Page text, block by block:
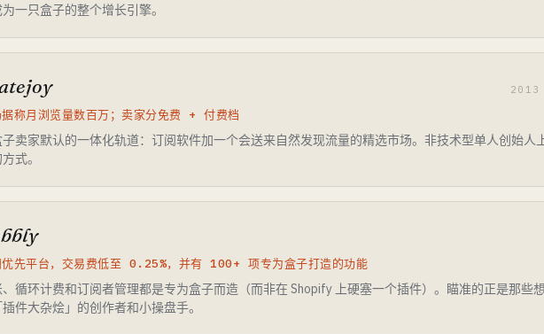
一只盒子的整个增长引擎。
2013
称月浏览量数百万；卖家分免费 + 付费档
卖家默认的一体化轨道：订阅软件加一个会送来自然发现流量的精选市场。非技术型单人创始人
式。
优先平台，交易费低至 0.25%，并有 100+ 项专为盒子打造的功能
循环计费和订阅者管理都是专为盒子而造（而非在 Shopify 上硬塞一个插件）。瞄准的正是那些
件大杂烩」的创作者和小操盘手。